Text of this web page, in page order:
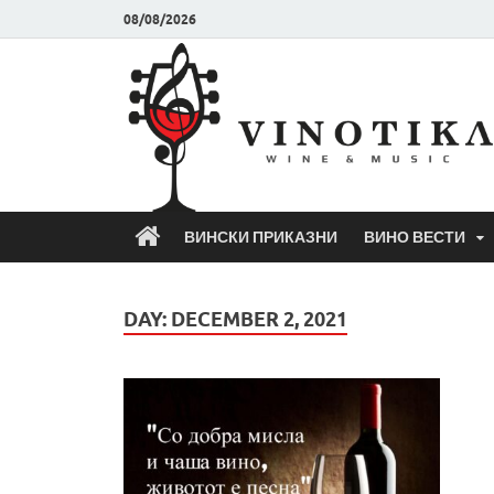
08/08/2026
ВИНСКИ ПРИКАЗНИ ВИНО ВЕСТИ
DAY: DECEMBER 2, 2021